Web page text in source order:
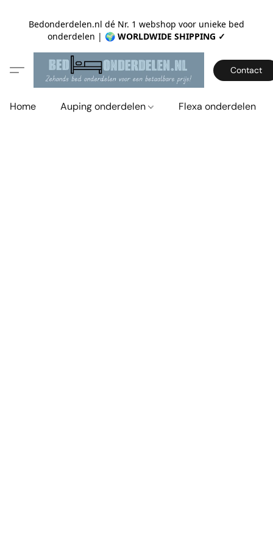
Bedonderdelen.nl dé Nr. 1 webshop voor unieke bed
onderdelen | 🌍 WORLDWIDE SHIPPING ✓
Contact
Home Auping onderdelen Flexa onderdelen